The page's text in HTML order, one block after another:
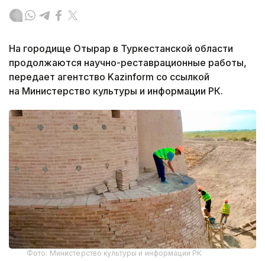
На городище Отырар в Туркестанской области
продолжаются научно-реставрационные работы,
передает агентство Kazinform со ссылкой
на Министерство культуры и информации РК.
Фото: Министерство культуры и информации РК